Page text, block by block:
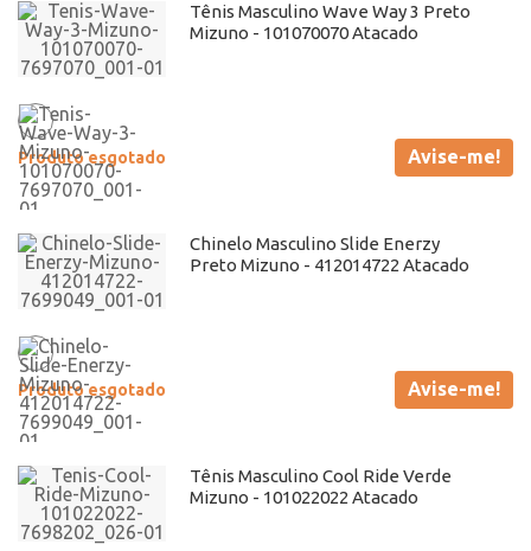
Tênis Masculino Wave Way 3 Preto
Mizuno - 101070070 Atacado
Produto esgotado Avise-me!
Chinelo Masculino Slide Enerzy
Preto Mizuno - 412014722 Atacado
Produto esgotado Avise-me!
Tênis Masculino Cool Ride Verde
Mizuno - 101022022 Atacado